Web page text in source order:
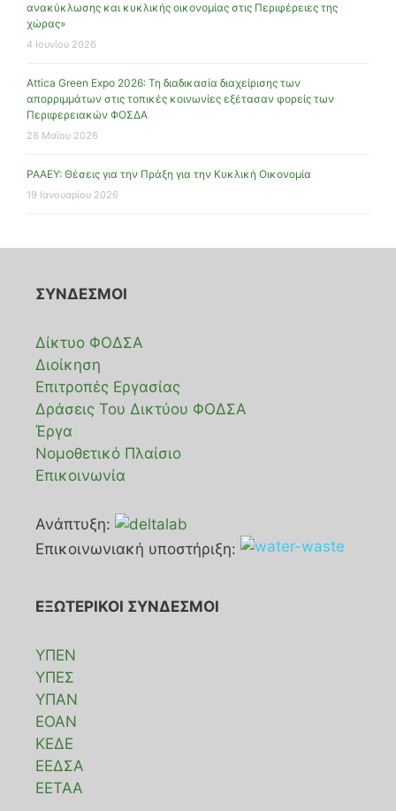
ανακύκλωσης και κυκλικής οικονομίας στις Περιφέρειες της
χώρας»
4 Ιουνίου 2026
Attica Green Expo 2026: Τη διαδικασία διαχείρισης των
απορριμμάτων στις τοπικές κοινωνίες εξέτασαν φορείς των
Περιφερειακών ΦΟΣΔΑ
28 Μαΐου 2026
ΡΑΑΕΥ: Θέσεις για την Πράξη για την Κυκλική Οικονομία
19 Ιανουαρίου 2026
ΣΥΝΔΕΣΜΟΙ
Δίκτυο ΦΟΔΣΑ
Διοίκηση
Επιτροπές Εργασίας
Δράσεις Του Δικτύου ΦΟΔΣΑ
Έργα
Νομοθετικό Πλαίσιο
Επικοινωνία
Ανάπτυξη:
Επικοινωνιακή υποστήριξη:
ΕΞΩΤΕΡΙΚΟΙ ΣΥΝΔΕΣΜΟΙ
ΥΠΕΝ
ΥΠΕΣ
ΥΠΑΝ
ΕΟΑΝ
ΚΕΔΕ
ΕΕΔΣΑ
ΕΕΤΑΑ